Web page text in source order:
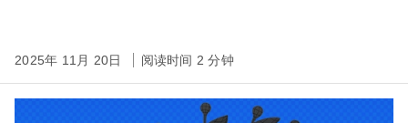
2025年 11月 20日 阅读时间 2 分钟